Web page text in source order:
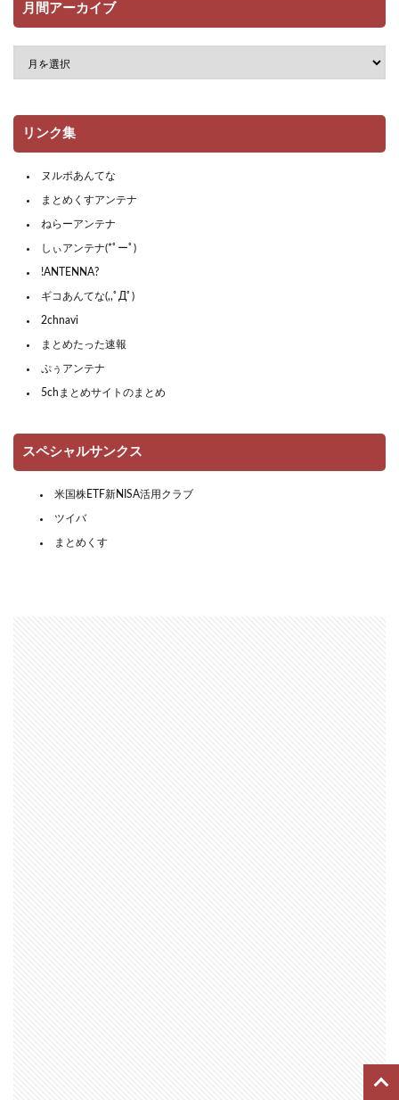
月間アーカイブ
リンク集
ヌルポあんてな
まとめくすアンテナ
ねらーアンテナ
しぃアンテナ(*ﾟーﾟ)
!ANTENNA?
ギコあんてな(,,ﾟДﾟ)
2chnavi
まとめたった速報
ぷぅアンテナ
5chまとめサイトのまとめ
スペシャルサンクス
米国株ETF新NISA活用クラブ
ツイバ
まとめくす